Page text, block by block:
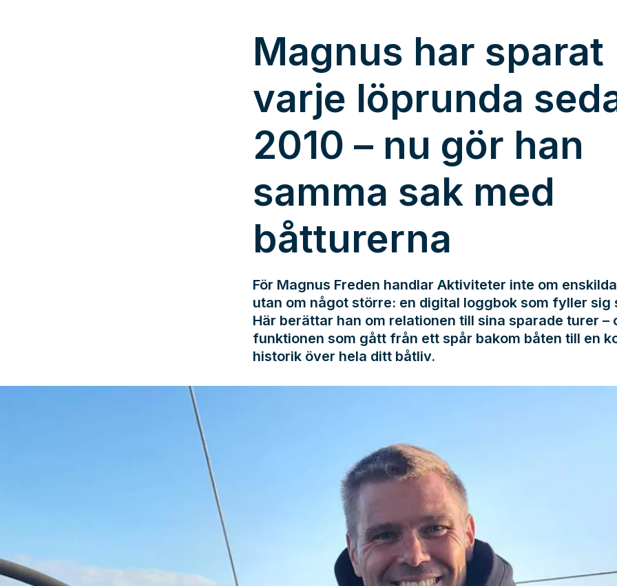
Magnus har sparat
varje löprunda
2010 – nu gör han
samma sak med
båtturerna
För Magnus Freden handlar Aktiviteter inte om
utan om något större: en digital loggbok som fyller sig
Här berättar han om relationen till sina sparade turer –
funktionen som gått från ett spår bakom båten till en
historik över hela ditt båtliv.